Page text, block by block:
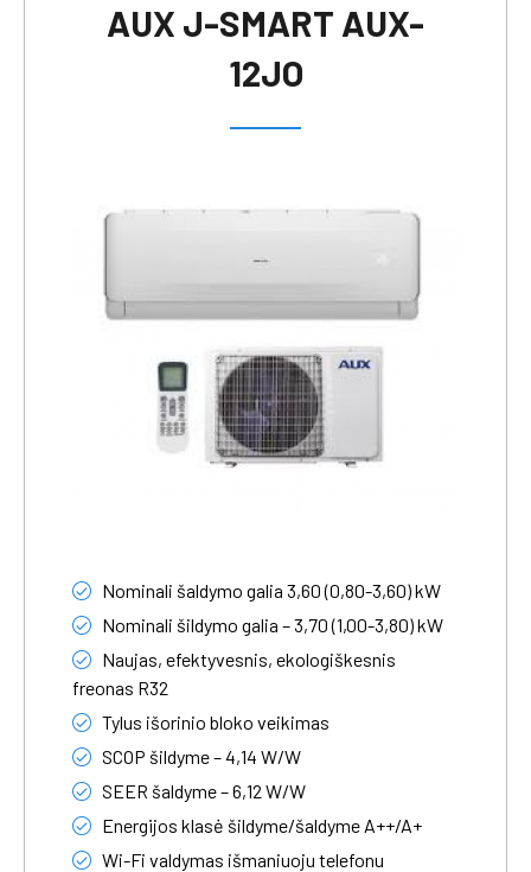
AUX J-SMART AUX-
12JO
Nominali šaldymo galia 3,60 (0,80-3,60) kW
Nominali šildymo galia – 3,70 (1,00-3,80) kW
Naujas, efektyvesnis, ekologiškesnis
freonas R32
Tylus išorinio bloko veikimas
SCOP šildyme – 4,14 W/W
SEER šaldyme – 6,12 W/W
Energijos klasė šildyme/šaldyme A++/A+
Wi-Fi valdymas išmaniuoju telefonu